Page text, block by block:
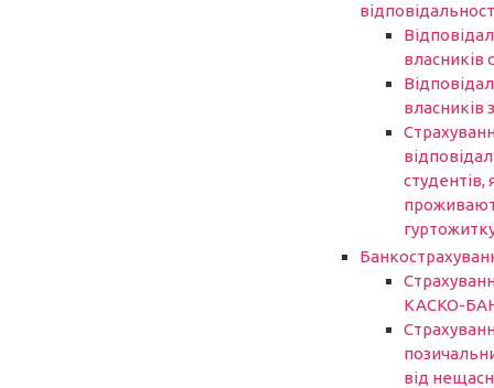
власників
власників
студентів,
КАСКО-
від